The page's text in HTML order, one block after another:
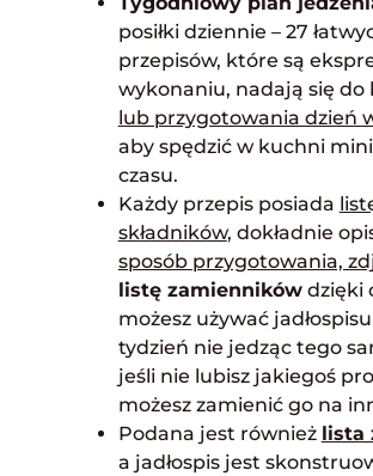
posiłki dziennie – 27
przepisów, które są
wykonaniu, nadają się do l
lub przygotowania dzień
aby spędzić w kuchni
czasu.
Każdy przepis posiada
składników, dokładnie
sposób przygotowania,
listę zamiennikówdzięki
możesz używać
tydzień nie jedząc tego
jeśli nie lubisz jakiegoś
możesz zamienić go na
Podana jest również lista
a jadłospis jest